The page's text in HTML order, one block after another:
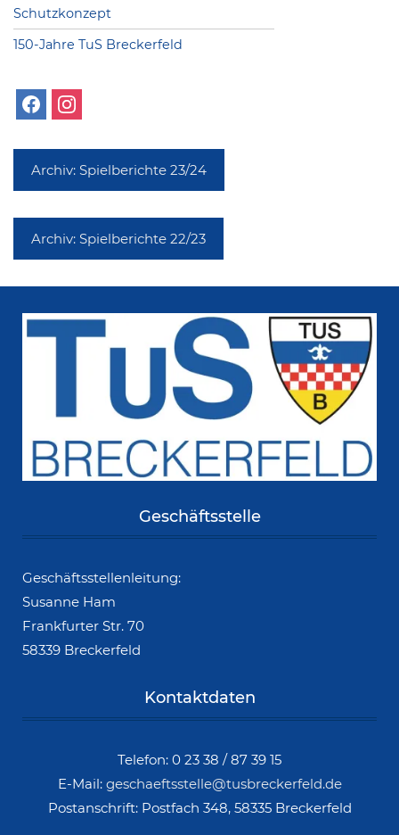
Schutzkonzept
150-Jahre TuS Breckerfeld
Archiv: Spielberichte 23/24
Archiv: Spielberichte 22/23
Geschäftsstelle
Geschäftsstellenleitung:
Susanne Ham
Frankfurter Str. 70
58339 Breckerfeld
Kontaktdaten
Telefon: 0 23 38 / 87 39 15
E-Mail: geschaeftsstelle@tusbreckerfeld.de
Postanschrift: Postfach 348, 58335 Breckerfeld